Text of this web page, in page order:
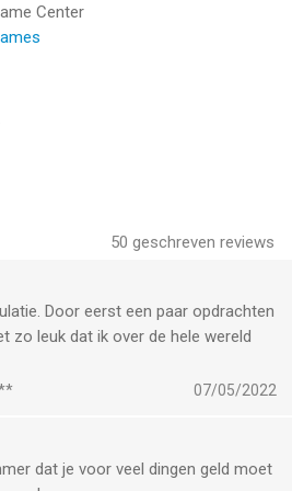
ILS
with ignition, faults and fire safety
flaps, reversers and spoilers
548 airports and 1107 usable
waypoints (VOR, NDB, TACAN,
Center
50 geschreven reviews
Door eerst een paar opdrachten
zo leuk dat ik over de hele wereld
denk ik vrij realistisch en redelijk
eerst gewoon een paar
kan nu vrij vliegen.
07/05/2022
dat je voor veel dingen geld moet